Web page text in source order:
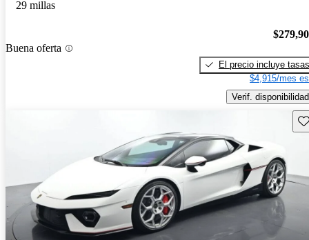
29 millas
Buena oferta
El precio incluye tasas
$4,915/mes
Verif. disponibilidad